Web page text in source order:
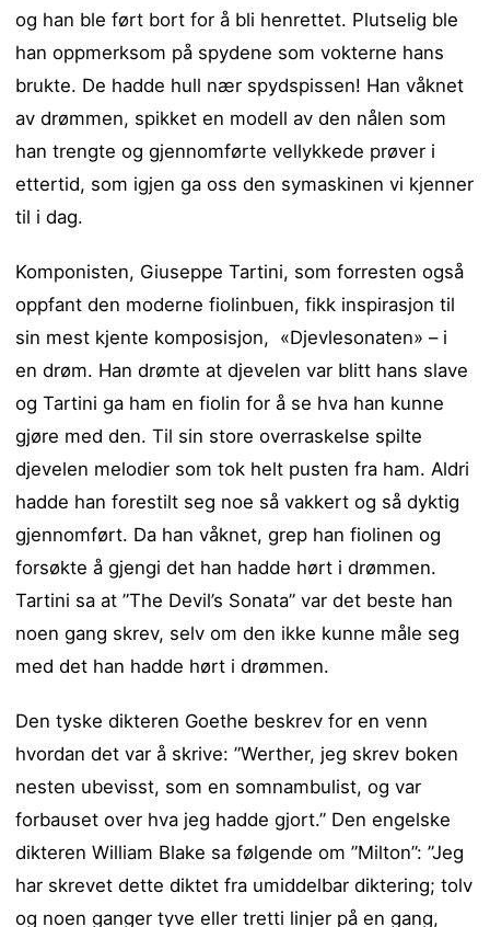
og han ble ført bort for å bli henrettet. Plutselig ble
han oppmerksom på spydene som vokterne hans
brukte. De hadde hull nær spydspissen! Han våknet
av drømmen, spikket en modell av den nålen som
han trengte og gjennomførte vellykkede prøver i
ettertid, som igjen ga oss den symaskinen vi kjenner
til i dag.
Komponisten, Giuseppe Tartini, som forresten også
oppfant den moderne fiolinbuen, fikk inspirasjon til
sin mest kjente komposisjon, «Djevlesonaten» – i
en drøm. Han drømte at djevelen var blitt hans slave
og Tartini ga ham en fiolin for å se hva han kunne
gjøre med den. Til sin store overraskelse spilte
djevelen melodier som tok helt pusten fra ham. Aldri
hadde han forestilt seg noe så vakkert og så dyktig
gjennomført. Da han våknet, grep han fiolinen og
forsøkte å gjengi det han hadde hørt i drømmen.
Tartini sa at ”The Devil’s Sonata” var det beste han
noen gang skrev, selv om den ikke kunne måle seg
med det han hadde hørt i drømmen.
Den tyske dikteren Goethe beskrev for en venn
hvordan det var å skrive: ”Werther, jeg skrev boken
nesten ubevisst, som en somnambulist, og var
forbauset over hva jeg hadde gjort.” Den engelske
dikteren William Blake sa følgende om ”Milton”: ”Jeg
har skrevet dette diktet fra umiddelbar diktering; tolv
og noen ganger tyve eller tretti linjer på en gang,